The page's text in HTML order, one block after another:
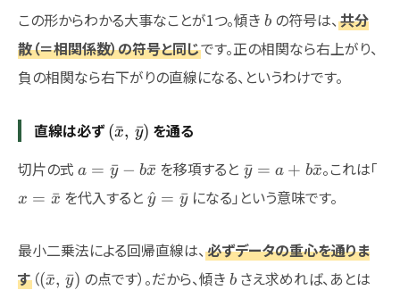
この形からわかる大事なことが1つ。傾き b
b の符号は、共分
散（＝相関係数）の符号と同じです。正の相関なら右上がり、
負の相関なら右下がりの直線になる、というわけです。
直線は必ず(\bar{x},\,\bar{y})
(x
ˉ, y
ˉ) を通る
切片の式 a=\bar{y}-
b\bar{x}
a = y
ˉ − bx
ˉ を移項すると y
ˉ = a + bx
ˉ。これは「
x = x
ˉ を代入すると \hat{y}=\bar{y}
y
^ = y
ˉになる」という意味です。
最小二乗法による回帰直線は、必ずデータの重心を通りま
す（(\bar{x},\,\bar{y})
(x
ˉ, y
ˉ) の点です）。だから、傾きb
b さえ求めれば、あとは